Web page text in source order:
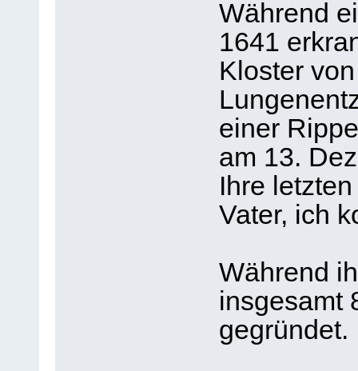
Während
1641
Kloster
einer
am 13.
Ihre
Vater, ich
Während
insgesamt
gegründet.